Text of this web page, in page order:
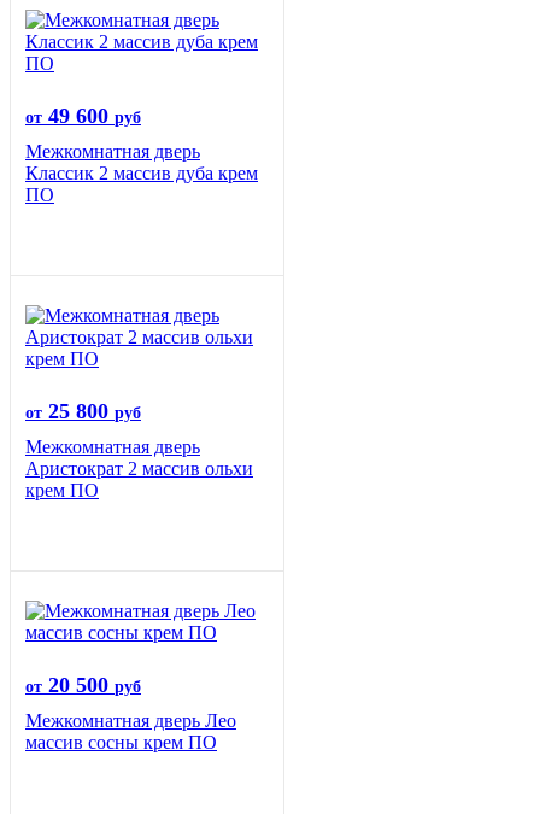
от 49 600 руб
Межкомнатная дверь
Классик 2 массив дуба крем
ПО
от 25 800 руб
Межкомнатная дверь
Аристократ 2 массив ольхи
крем ПО
от 20 500 руб
Межкомнатная дверь Лео
массив сосны крем ПО